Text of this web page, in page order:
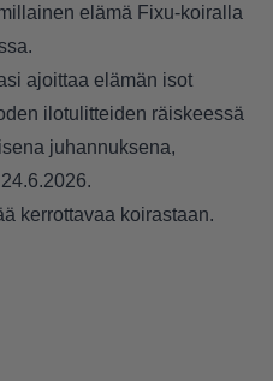
elämä Fixu-koiralla
ajoittaa elämän isot
ilotulitteiden räiskeessä
juhannuksena,
kerrottavaa koirastaan.